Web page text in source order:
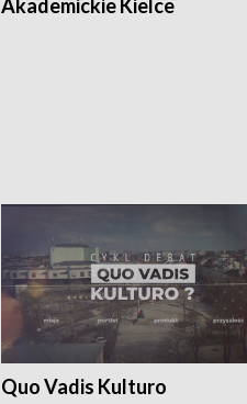
Akademickie Kielce
Quo Vadis Kulturo